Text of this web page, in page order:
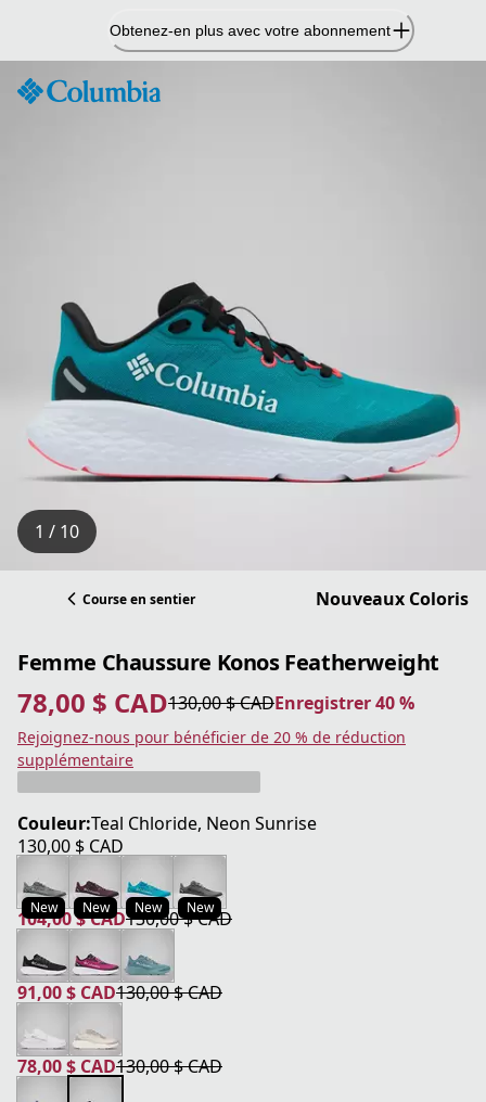
contenu
Obtenez-en plus avec votre abonnement
1 / 10
Course en sentier Nouveaux Coloris
Femme Chaussure Konos Featherweight
78,00 $ CAD
prix actuel 78,00 $ CAD130,00 $ CAD
prix original 130,00 $ CAD Enregistrer 40 %
Enregistrer 40 %
Rejoignez-nous pour bénéficier de 20 % de réduction
supplémentaire
Couleur:Teal Chloride, Neon Sunrise
130,00 $ CAD
prix actuel 130,00 $ CAD
New New New New
104,00 $ CAD
prix actuel 104,00 $ CAD
130,00 $ CAD
prix original 130,00 $ CAD
91,00 $ CAD
prix actuel 91,00 $ CAD
130,00 $ CAD
prix original 130,00 $ CAD
78,00 $ CAD
prix actuel 78,00 $ CAD
130,00 $ CAD
prix original 130,00 $ CAD